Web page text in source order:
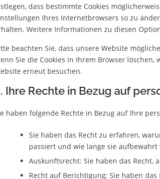
dass bestimmte Cookies
Ihres Internetbrowsers so zu
Weitere Informationen zu diesen
beachten Sie, dass unsere Website
Sie die Cookies in Ihrem Browser
erneut besuchen.
Ihre Rechte in Bezug auf
haben folgende Rechte in Bezug auf Ihre
Sie haben das Recht zu erfahren,
passiert und wie lange sie aufbewahrt
Auskunftsrecht: Sie haben das Recht,
Recht auf Berichtigung: Sie haben